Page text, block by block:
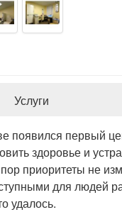
Услуги
появился первый
здоровье и
приоритеты не
для людей
удалось.